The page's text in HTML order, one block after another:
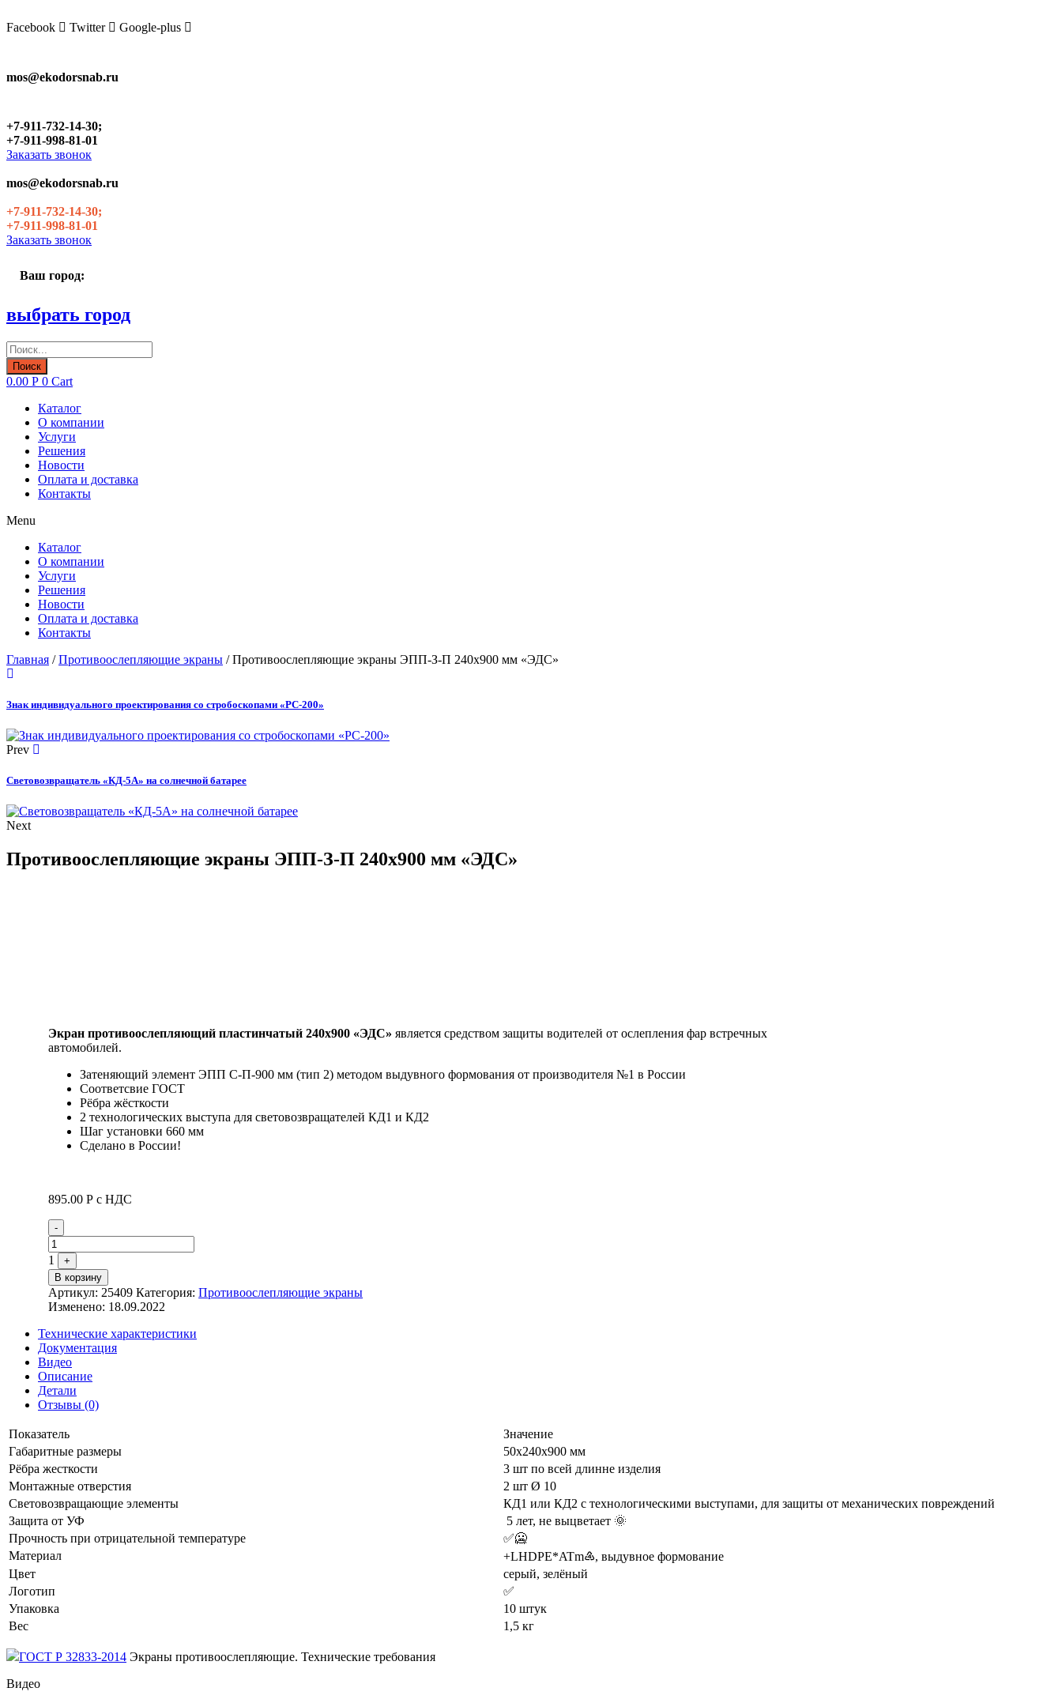
to
Facebook Twitter Google-plus
mos@ekodorsnab.ru
+7-911-732-14-30;
+7-911-998-81-01
Заказать звонок
mos@ekodorsnab.ru
+7-911-732-14-30;
+7-911-998-81-01
Заказать звонок
Ваш город:
выбрать город
Поиск
товаров
Поиск
0.00 Р 0 Cart
Каталог
О компании
Услуги
Решения
Новости
Оплата и доставка
Контакты
Menu
Каталог
О компании
Услуги
Решения
Новости
Оплата и доставка
Контакты
Главная /Противоослепляющие экраны / Противоослепляющие экраны ЭПП-З-П 240х900 мм «ЭДС»
Знак индивидуального проектирования со стробоскопами «РС-200»
Prev
Световозвращатель «КД-5А» на солнечной батарее
Next
Противоослепляющие экраны ЭПП-З-П 240х900 мм «ЭДС»
Экран противоослепляющий пластинчатый 240х900 «ЭДС» является средством защиты водителей от ослепления фар встречных
автомобилей.
Затеняющий элемент ЭПП С-П-900 мм (тип 2) методом выдувного формования от производителя №1 в России
Соответсвие ГОСТ
Рёбра жёсткости
2 технологических выступа для световозвращателей КД1 и КД2
Шаг установки 660 мм
Сделано в России!
895.00Р с НДС
Quantity
-
1
+
В корзину
Артикул: 25409 Категория:Противоослепляющие экраны
Изменено: 18.09.2022
Технические характеристики
Документация
Видео
Описание
Детали
Отзывы (0)
Показатель
Значение
Габаритные размеры
50х240х900 мм
Рёбра жесткости
3 шт по всей длинне изделия
Монтажные отверстия
2 шт Ø 10
Световозвращающие элементы
КД1 или КД2 с технологическими выступами, для защиты от механических повреждений
Защита от УФ
5 лет, не выцветает 🌞
Прочность при отрицательной температуре
✅🥶
Материал
+LHDPE*ATm♶, выдувное формование
Цвет
серый, зелёный
Логотип
✅
Упаковка
10 штук
Вес
1,5 кг
ГОСТ Р 32833-2014 Экраны противоослепляющие. Технические требования
Видео